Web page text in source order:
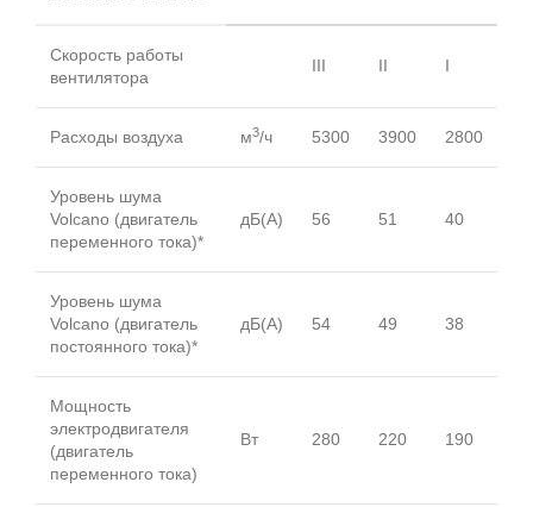
Скорость работы
вентилятора
III II I
Расходы воздуха м3/ч 5300 3900 2800
Уровень шума
Volcano (двигатель
переменного тока)*
дБ(А) 56 51 40
Уровень шума
Volcano (двигатель
постоянного тока)*
дБ(А) 54 49 38
Мощность
электродвигателя
(двигатель
переменного тока)
Вт 280 220 190